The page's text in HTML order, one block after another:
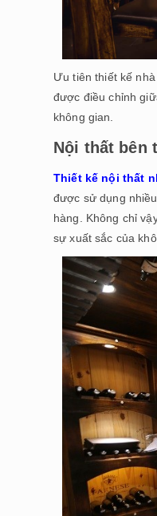
Ưu tiên thiết kế
được điều chỉnh
không gian.
Nội thất bên
Thiết kế nội thất
được sử dụng
hàng. Không chỉ
sự xuất sắc của